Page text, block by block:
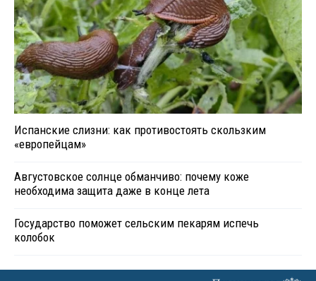
Испанские слизни: как противостоять скользким
«европейцам»
Августовское солнце обманчиво: почему коже
необходима защита даже в конце лета
Государство поможет сельским пекарям испечь
колобок